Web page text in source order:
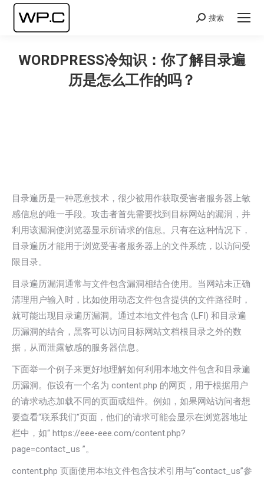
Search:
搜索
WORDPRESS冷知识：你了解目录遍
历是怎么工作的吗？
目录遍历是一种恶意技术，很少被用作获取受害者服务器上敏
感信息的唯一手段。攻击者首先需要找到目标网站的漏洞，并
利用该漏洞使浏览器显示所请求的信息。只有在这种情况下，
目录遍历才能用于浏览受害者服务器上的文件系统，以访问受
限目录。
目录遍历漏洞通常与文件包含漏洞相结合使用。当网站未正确
清理用户输入时，比如使用动态文件包含提供的文件路径时，
就可能出现目录遍历漏洞。通过本地文件包含 (LFI) 和目录遍
历漏洞的结合，黑客可以访问目标网站文档根目录之外的数
据，从而泄露敏感的服务器信息。
下面举一个例子来更好地理解如何利用本地文件包含和目录遍
历漏洞。假设有一个名为 content.php 的网页，用于根据用户
的请求动态加载不同的页面或组件。例如，如果网站访问者想
要查看“联系我们”页面，他们的请求可能会显示在浏览器地址
栏中，如“ https://eee-eee.com/content.php?
page=contact_us ”。
content.php 页面使用本地文件包含技术引用与“contact_us”参